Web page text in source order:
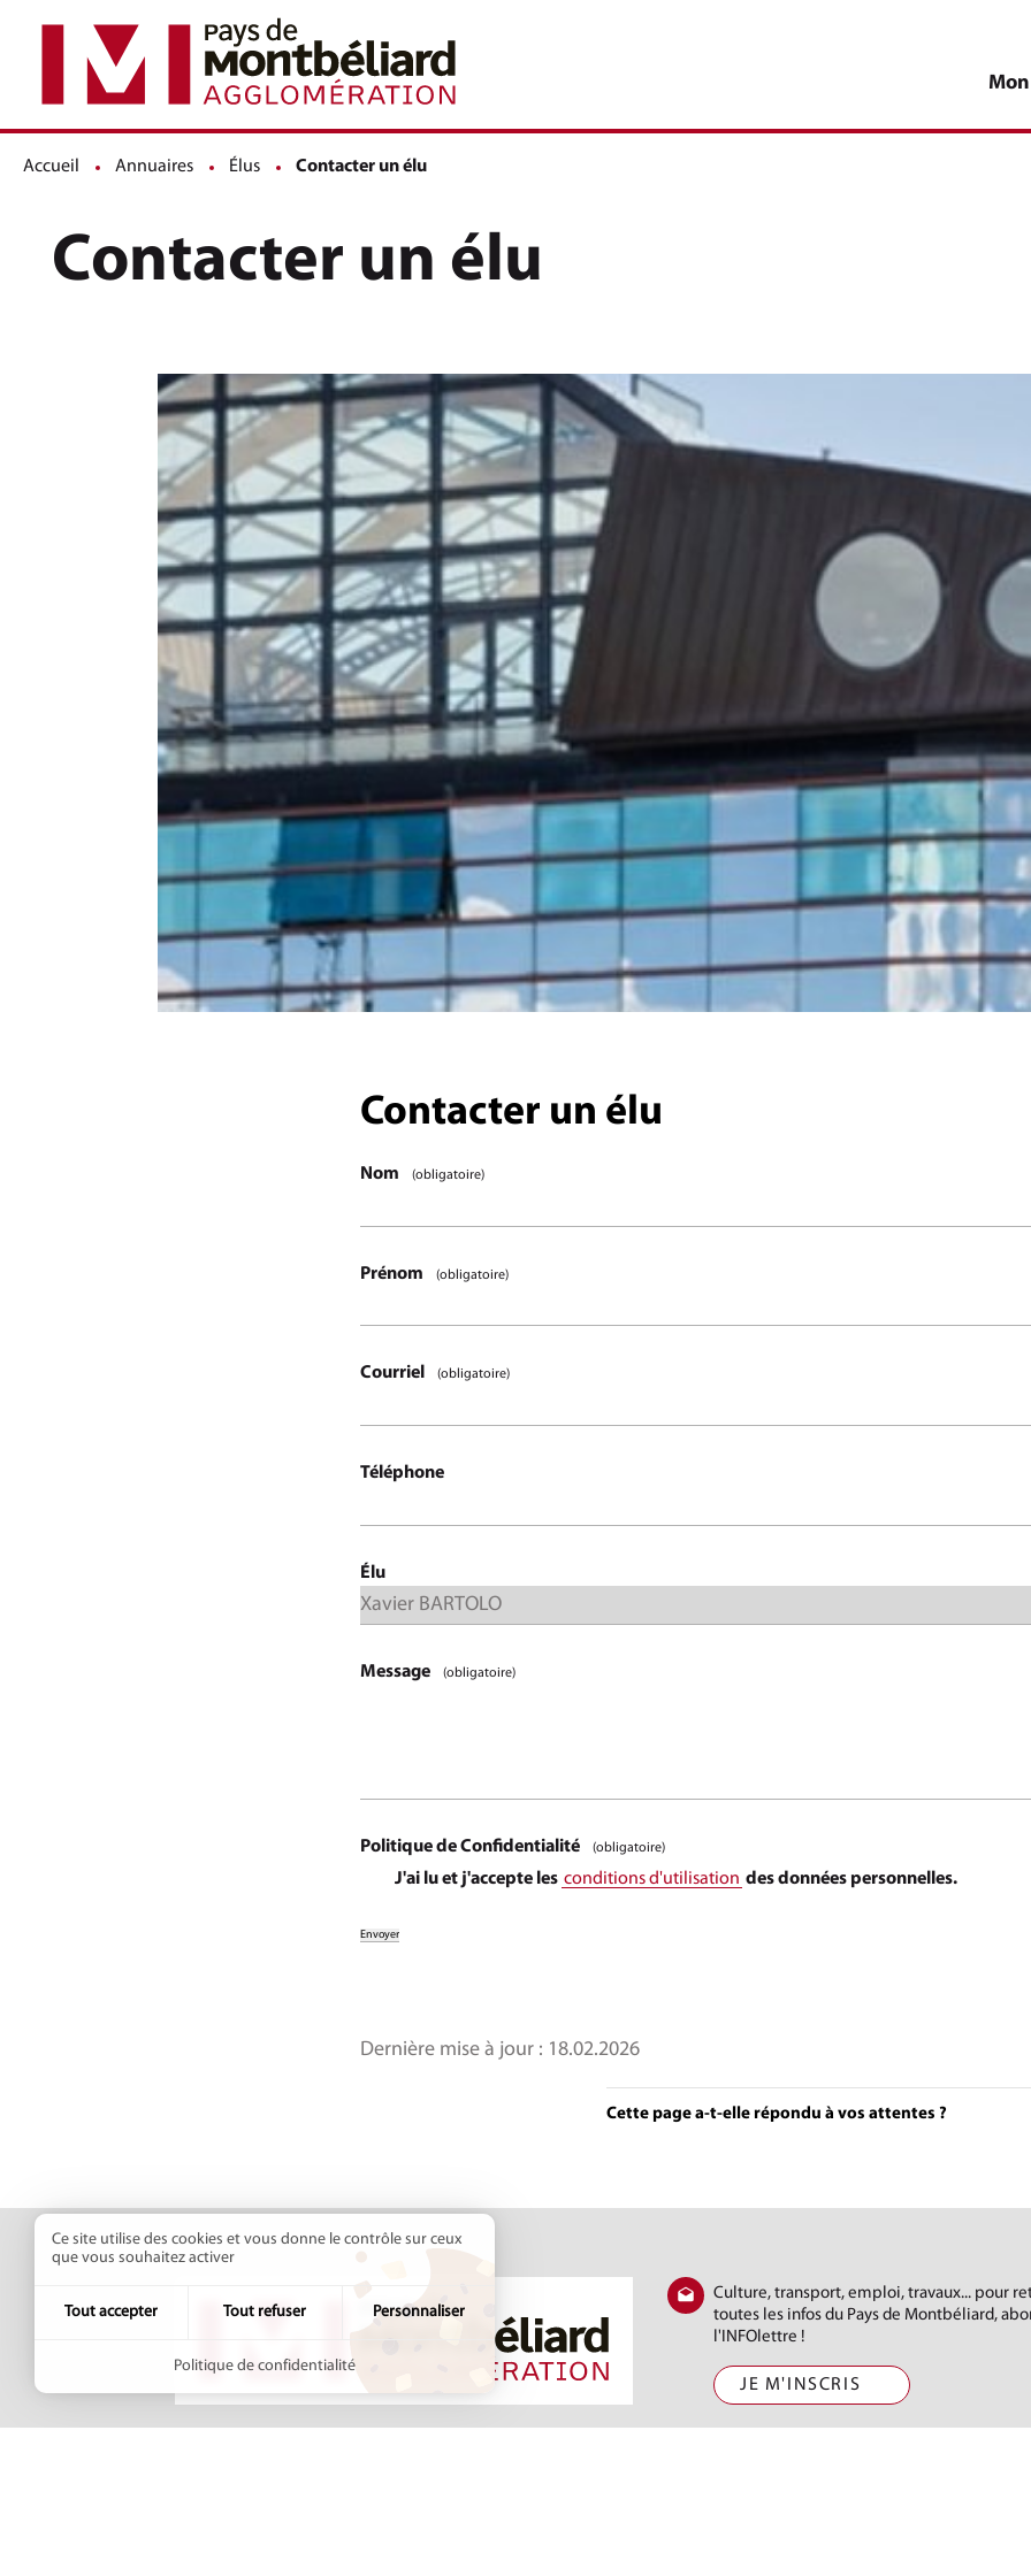
Accueil Annuaires Élus Page active :
Contacter un élu
Contacter un élu
Étape1/1
Contacter un élu
Nom (obligatoire)
Prénom (obligatoire)
Courriel (obligatoire)
Téléphone
Élu
Message (obligatoire)
Politique de Confidentialité (obligatoire)
J'ai lu et j'accepte les conditions d'utilisation des données personnelles.
Dernière mise à jour : 18.02.2026
Cette page a-t-elle répondu à vos attentes ?
Culture, transport, emploi, travaux... pour
toutes les infos du Pays de Montbéliard,
l'INFOlettre !
JE M'INSCRIS
Ce site utilise des cookies et vous donne le contrôle sur ceux
que vous souhaitez activer
Tout accepter Tout refuser Personnaliser
Politique de confidentialité